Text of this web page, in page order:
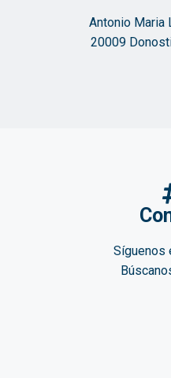
Antonio Maria
20009
Síguenos